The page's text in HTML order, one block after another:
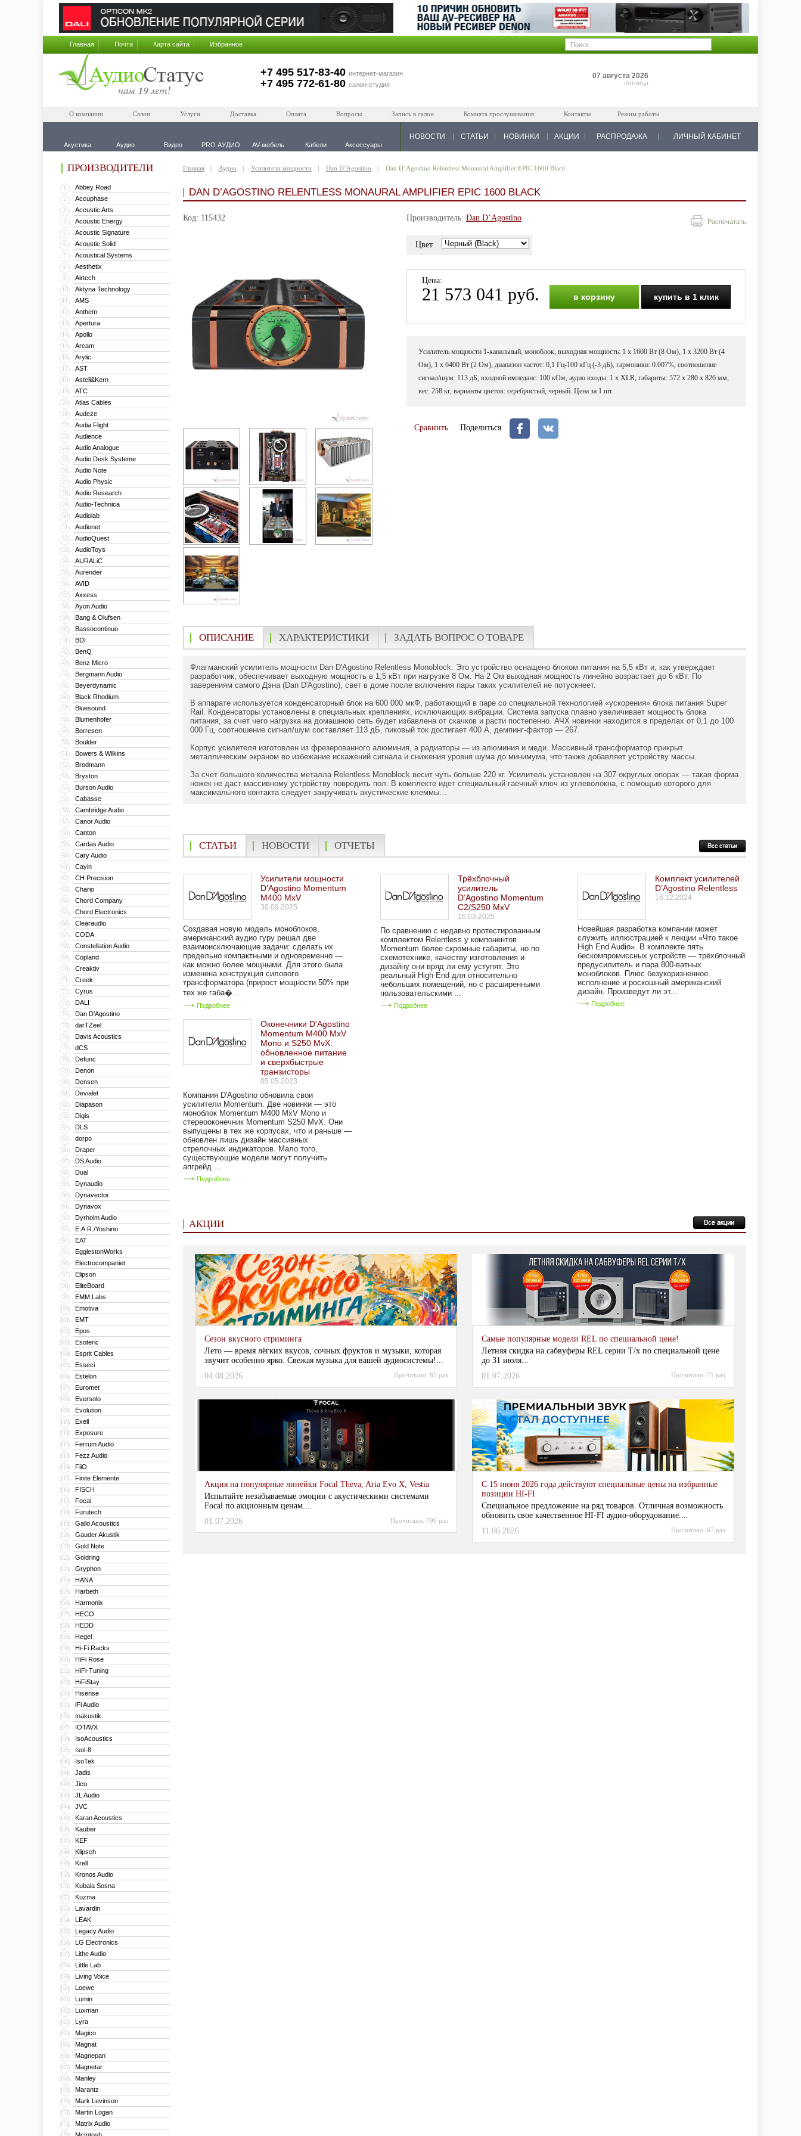
Главная Почта Карта сайта Избранное
+7 495 517-83-40 интернет-магазин
+7 495 772-61-80 салон-студия
07 августа 2026
пятница
О компании Салон Услуги Доставка Оплата Вопросы Запись в салон Комната прослушивания Контакты Режим работы
Акустика Аудио Видео PRO АУДИО AV-мебель Кабели Аксессуары
НОВОСТИ СТАТЬИ НОВИНКИ АКЦИИ РАСПРОДАЖА ЛИЧНЫЙ КАБИНЕТ
ПРОИЗВОДИТЕЛИ
1 Abbey Road
2 Accuphase
3 Accustic Arts
4 Acoustic Energy
5 Acoustic Signature
6 Acoustic Solid
7 Acoustical Systems
8 Aesthetix
9 Airtech
10 Aktyna Technology
11 AMS
12 Anthem
13 Apertura
14 Apollo
15 Arcam
16 Arylic
17 AST
18 Astell&Kern
19 ATC
20 Atlas Cables
21 Audeze
22 Audia Flight
23 Audience
24 Audio Analogue
25 Audio Desk Systeme
26 Audio Note
27 Audio Physic
28 Audio Research
29 Audio-Technica
30 Audiolab
31 Audionet
32 AudioQuest
33 AudioToys
34 AURALiC
35 Aurender
36 AVID
37 Axxess
38 Ayon Audio
39 Bang & Olufsen
40 Bassocontinuo
41 BDI
42 BenQ
43 Benz Micro
44 Bergmann Audio
45 Beyerdynamic
46 Black Rhodium
47 Bluesound
48 Blumenhofer
49 Borresen
50 Boulder
51 Bowers & Wilkins
52 Brodmann
53 Bryston
54 Burson Audio
55 Cabasse
56 Cambridge Audio
57 Canor Audio
58 Canton
59 Cardas Audio
60 Cary Audio
61 Cayin
62 CH Precision
63 Chario
64 Chord Company
65 Chord Electronics
66 Clearaudio
67 CODA
68 Constellation Audio
69 Copland
70 Creaktiv
71 Creek
72 Cyrus
73 DALI
74 Dan D’Agostino
75 darTZeel
76 Davis Acoustics
77 dCS
78 Defunc
79 Denon
80 Densen
81 Devialet
82 Diapason
83 Digis
84 DLS
85 dorpo
86 Draper
87 DS Audio
88 Dual
89 Dynaudio
90 Dynavector
91 Dynavox
92 Dyrholm Audio
93 E.A.R./Yoshino
94 EAT
95 EgglestonWorks
96 Electrocompaniet
97 Elipson
98 EliteBoard
99 EMM Labs
100 Emotiva
101 EMT
102 Epos
103 Esoteric
104 Esprit Cables
105 Esseci
106 Estelon
107 Euromet
108 Eversolo
109 Evolution
110 Exell
111 Exposure
112 Ferrum Audio
113 Fezz Audio
114 FiiO
115 Finite Elemente
116 FISCH
117 Focal
118 Furutech
119 Gallo Acoustics
120 Gauder Akustik
121 Gold Note
122 Goldring
123 Gryphon
124 HANA
125 Harbeth
126 Harmonix
127 HECO
128 HEDD
129 Hegel
130 Hi-Fi Racks
131 HiFi Rose
132 HiFi-Tuning
133 HiFiStay
134 Hisense
135 iFi Audio
136 Inakustik
137 IOTAVX
138 IsoAcoustics
139 Isol-8
140 IsoTek
141 Jadis
142 Jico
143 JL Audio
144 JVC
145 Karan Acoustics
146 Kauber
147 KEF
148 Klipsch
149 Krell
150 Kronos Audio
151 Kubala Sosna
152 Kuzma
153 Lavardin
154 LEAK
155 Legacy Audio
156 LG Electronics
157 Lithe Audio
158 Little Lab
159 Living Voice
160 Loewe
161 Lumin
162 Luxman
163 Lyra
164 Magico
165 Magnat
166 Magnepan
167 Magnetar
168 Manley
169 Marantz
170 Mark Levinson
171 Martin Logan
172 Matrix Audio
Главная Аудио Усилители мощности Dan D’Agostino Dan D’Agostino Relentless Monaural Amplifier EPIC 1600 Black
DAN D’AGOSTINO RELENTLESS MONAURAL AMPLIFIER EPIC 1600 BLACK
Код: 115432 Распечатать
Производитель: Dan D’Agostino
Цвет
Цена:
21 573 041 руб. в корзину купить в 1 клик
Усилитель мощности 1-канальный, моноблок, выходная мощность: 1 х 1600 Вт (8 Ом), 1 х 3200 Вт (4
Ом), 1 х 6400 Вт (2 Ом), диапазон частот: 0,1 Гц-100 кГц (-3 дБ), гармоники: 0.007%, соотношение
сигнал/шум: 113 дБ, входной импеданс: 100 кОм, аудио входы: 1 х XLR, габариты: 572 x 280 x 826 мм,
вес: 258 кг, варианты цветов: серебристый, черный. Цена за 1 шт.
Сравнить Поделиться
ОПИСАНИЕ ХАРАКТЕРИСТИКИ ЗАДАТЬ ВОПРОС О ТОВАРЕ
Флагманский усилитель мощности Dan D'Agostino Relentless Monoblock. Это устройство оснащено блоком питания на 5,5 кВт и, как утверждает
разработчик, обеспечивает выходную мощность в 1,5 кВт при нагрузке 8 Ом. На 2 Ом выходная мощность линейно возрастает до 6 кВт. По
заверениям самого Дэна (Dan D'Agostino), свет в доме после включения пары таких усилителей не потускнеет.
В аппарате используется конденсаторный блок на 600 000 мкФ, работающий в паре со специальной технологией «ускорения» блока питания Super
Rail. Конденсаторы установлены в специальных креплениях, исключающих вибрации. Система запуска плавно увеличивает мощность блока
питания, за счет чего нагрузка на домашнюю сеть будет избавлена от скачков и расти постепенно. АЧХ новинки находится в пределах от 0,1 до 100
000 Гц, соотношение сигнал/шум составляет 113 дБ, пиковый ток достигает 400 А, демпинг-фактор — 267.
Корпус усилителя изготовлен из фрезерованного алюминия, а радиаторы — из алюминия и меди. Массивный трансформатор прикрыт
металлическим экраном во избежание искажений сигнала и снижения уровня шума до минимума, что также добавляет устройству массы.
За счет большого количества металла Relentless Monoblock весит чуть больше 220 кг. Усилитель установлен на 307 округлых опорах — такая форма
ножек не даст массивному устройству повредить пол. В комплекте идет специальный гаечный ключ из углеволокна, с помощью которого для
максимального контакта следует закручивать акустические клеммы…
СТАТЬИ НОВОСТИ ОТЧЕТЫ
Усилители мощности
D’Agostino Momentum
M400 MxV
30.09.2025
Создавая новую модель моноблоков,
американский аудио гуру решал две
взаимоисключающие задачи: сделать их
предельно компактными и одновременно —
как можно более мощными. Для этого была
изменена конструкция силового
трансформатора (прирост мощности 50% при
тех же габа�...
Подробнее
Трёхблочный
усилитель
D’Agostino Momentum
С2/S250 MxV
16.03.2025
По сравнению с недавно протестированным
комплектом Relentless у компонентов
Momentum более скромные габариты, но по
схемотехнике, качеству изготовления и
дизайну они вряд ли ему уступят. Это
реальный High End для относительно
небольших помещений, но с расширенными
пользовательскими ...
Подробнее
Комплект усилителей
D’Agostino Relentless
16.12.2024
Новейшая разработка компании может
служить иллюстрацией к лекции «Что такое
High End Audio». В комплекте пять
бескомпромиссных устройств — трёхблочный
предусилитель и пара 800-ватных
моноблоков. Плюс безукоризненное
исполнение и роскошный американский
дизайн. Произведут ли эт...
Подробнее
Оконечники D'Agostino
Momentum M400 MxV
Mono и S250 MvX:
обновленное питание
и сверхбыстрые
транзисторы
05.05.2023
Компания D'Agostino обновила свои
усилители Momentum. Две новинки — это
моноблок Momentum M400 MxV Mono и
стереооконечник Momentum S250 MvX. Они
выпущены в тех же корпусах, что и раньше —
обновлен лишь дизайн массивных
стрелочных индикаторов. Мало того,
существующие модели могут получить
апгрейд ...
Подробнее
АКЦИИ
Сезон вкусного стриминга
Лето — время лёгких вкусов, сочных фруктов и музыки, которая
звучит особенно ярко. Свежая музыка для вашей аудиосистемы!...
04.08.2026
Прочитано: 85 раз
Самые популярные модели REL по специальной цене!
Летняя скидка на сабвуферы REL серии T/x по специальной цене
до 31 июля...
01.07.2026
Прочитано: 71 раз
Акция на популярные линейки Focal Theva, Aria Evo X, Vestia
Испытайте незабываемые эмоции с акустическими системами
Focal по акционным ценам....
01.07.2026
Прочитано: 796 раз
С 15 июня 2026 года действуют специальные цены на избранные
позиции HI-FI
Специальное предложение на ряд товаров. Отличная возможность
обновить свое качественное HI-FI аудио-оборудование....
11.06.2026
Прочитано: 67 раз